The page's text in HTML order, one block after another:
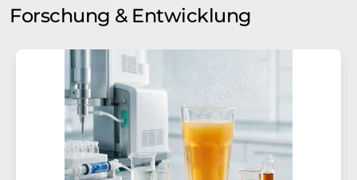
Forschung & Entwicklung